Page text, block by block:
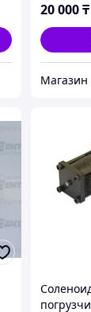
20 000₸